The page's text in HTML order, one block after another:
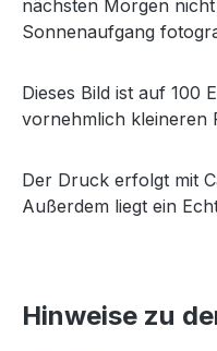
nächsten Morgen
Sonnenaufgang
Dieses Bild ist auf 100
vornehmlich kleineren
Der Druck erfolgt mit
Außerdem liegt ein
Hinweise zu